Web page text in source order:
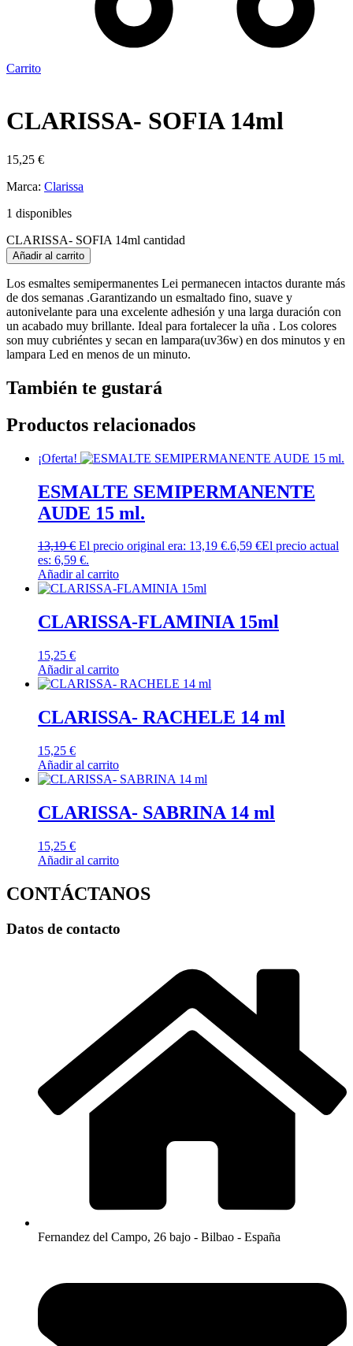
Carrito
CLARISSA- SOFIA 14ml
15,25 €
Marca: Clarissa
1 disponibles
CLARISSA- SOFIA 14ml cantidad
Añadir al carrito
Los esmaltes semipermanentes Lei permanecen intactos durante más
de dos semanas .Garantizando un esmaltado fino, suave y
autonivelante para una excelente adhesión y una larga duración con
un acabado muy brillante. Ideal para fortalecer la uña . Los colores
son muy cubriéntes y secan en lampara(uv36w) en dos minutos y en
lampara Led en menos de un minuto.
También te gustará
Productos relacionados
¡Oferta!
ESMALTE SEMIPERMANENTE
AUDE 15 ml.
13,19€ El precio original era: 13,19 €.6,59 €El precio actual
es: 6,59 €.
Añadir al carrito
CLARISSA-FLAMINIA 15ml
15,25 €
Añadir al carrito
CLARISSA- RACHELE 14 ml
15,25 €
Añadir al carrito
CLARISSA- SABRINA 14 ml
15,25 €
Añadir al carrito
CONTÁCTANOS
Datos de contacto
Fernandez del Campo, 26 bajo - Bilbao - España